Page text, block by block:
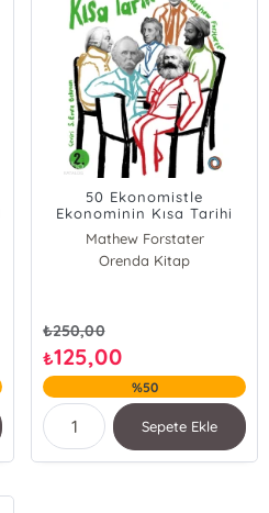
50 Ekonomistle
Ekonominin Kısa Tarihi
Mathew Forstater
Orenda Kitap
₺250,00
₺125,00
%50
Sepete Ekle